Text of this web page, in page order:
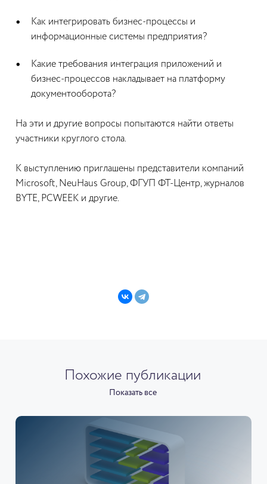
Как интегрировать бизнес-процессы и
информационные системы предприятия?
Какие требования интеграция приложений и
бизнес-процессов накладывает на платформу
документооборота?
На эти и другие вопросы попытаются найти ответы
участники круглого стола.
К выступлению приглашены представители компаний
Microsoft, NeuHaus Group, ФГУП ФТ-Центр, журналов
BYTE, PCWEEK и другие.
Похожие публикации
Показать все